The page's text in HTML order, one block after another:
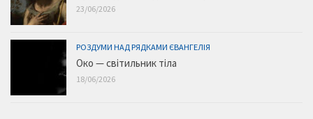
23/06/2026
РОЗДУМИ НАД РЯДКАМИ ЄВАНГЕЛІЯ
Око — світильник тіла
18/06/2026